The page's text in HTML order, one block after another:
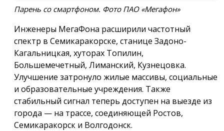
Парень со смартфоном. Фото ПАО «Мегафон»
Инженеры МегаФона расширили частотный
спектр в Семикаракорске, станице Задоно-
Кагальницкая, хуторах Топилин,
Большемечетный, Лиманский, Кузнецовка.
Улучшение затронуло жилые массивы, социальные
и образовательные учреждения. Также
стабильный сигнал теперь доступен на выезде из
города — на трассе, соединяющей Ростов,
Семикаракорск и Волгодонск.